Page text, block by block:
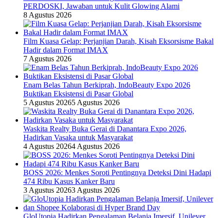
PERDOSKI, Jawaban untuk Kulit Glowing Alami
8 Agustus 2026
Film Kuasa Gelap: Perjanjian Darah, Kisah Eksorsisme Bakal
Hadir dalam Format IMAX
7 Agustus 2026
Enam Belas Tahun Berkiprah, IndoBeauty Expo 2026
Buktikan Eksistensi di Pasar Global
5 Agustus 20265 Agustus 2026
Waskita Realty Buka Gerai di Danantara Expo 2026,
Hadirkan Vasaka untuk Masyarakat
4 Agustus 20264 Agustus 2026
BOSS 2026: Menkes Soroti Pentingnya Deteksi Dini Hadapi
474 Ribu Kasus Kanker Baru
3 Agustus 20263 Agustus 2026
GloUtopia Hadirkan Pengalaman Belanja Imersif, Unilever